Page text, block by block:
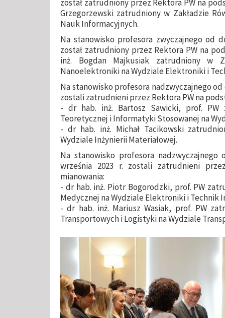
został zatrudniony przez Rektora PW na
Grzegorzewski zatrudniony w Zakładzie
Nauk Informacyjnych.
Na stanowisko profesora zwyczajnego od
został zatrudniony przez Rektora PW na
inż. Bogdan Majkusiak zatrudniony w
Nanoelektroniki na Wydziale Elektroniki i
Na stanowisko profesora nadzwyczajnego od
zostali zatrudnieni przez Rektora PW na
- dr hab. inż. Bartosz Sawicki, prof. PW
Teoretycznej i Informatyki Stosowanej na
- dr hab. inż. Michał Tacikowski
Wydziale Inżynierii Materiałowej.
Na stanowisko profesora
września 2023 r. zostali zatrudnieni
mianowania:
- dr hab. inż. Piotr Bogorodzki, prof. PW
Medycznej na Wydziale Elektroniki i Technik
- dr hab. inż. Mariusz Wasiak, prof. PW
Transportowych i Logistyki na Wydziale